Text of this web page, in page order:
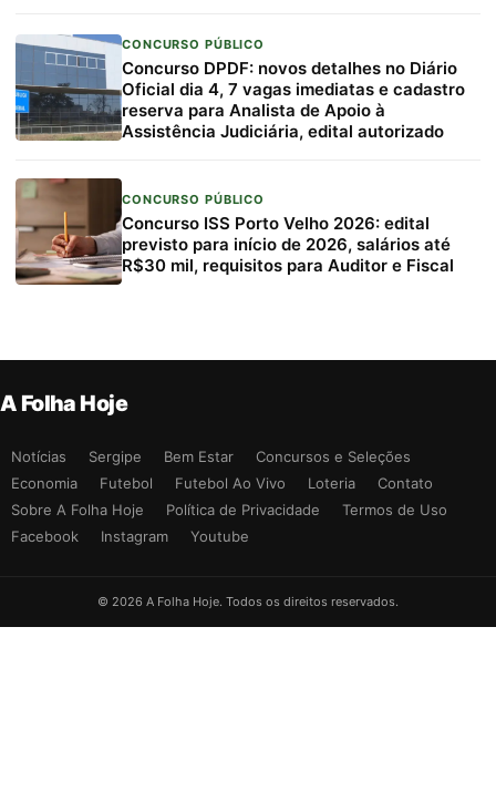
CONCURSO PÚBLICO
Concurso DPDF: novos detalhes no Diário
Oficial dia 4, 7 vagas imediatas e cadastro
reserva para Analista de Apoio à
Assistência Judiciária, edital autorizado
CONCURSO PÚBLICO
Concurso ISS Porto Velho 2026: edital
previsto para início de 2026, salários até
R$30 mil, requisitos para Auditor e Fiscal
A Folha Hoje
Notícias Sergipe Bem Estar
Concursos e Seleções
Economia
Futebol Futebol Ao Vivo Loteria
Contato
Sobre A Folha Hoje
Política de Privacidade
Termos de Uso
Facebook
Instagram Youtube
© 2026 A Folha Hoje. Todos os direitos reservados.